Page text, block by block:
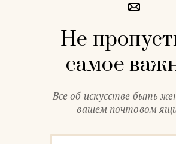
Не
самое
Все об искусстве быть
вашем почтовом